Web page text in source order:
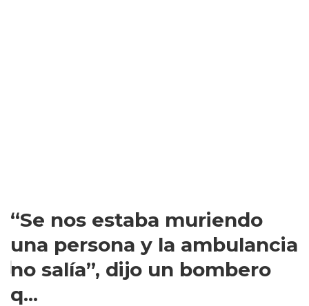
“Se nos estaba muriendo
una persona y la ambulancia
no salía”, dijo un bombero
q...